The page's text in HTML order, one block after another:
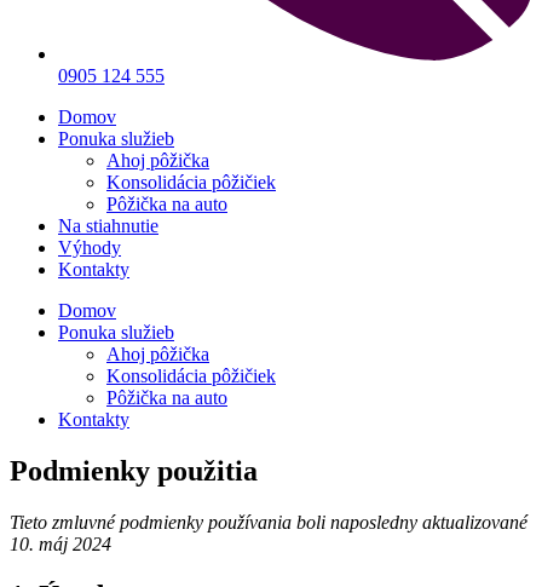
0905 124 555
Domov
Ponuka služieb
Ahoj pôžička
Konsolidácia pôžičiek
Pôžička na auto
Na stiahnutie
Výhody
Kontakty
Domov
Ponuka služieb
Ahoj pôžička
Konsolidácia pôžičiek
Pôžička na auto
Kontakty
Podmienky použitia
Tieto zmluvné podmienky používania boli naposledny aktualizované
10. máj 2024